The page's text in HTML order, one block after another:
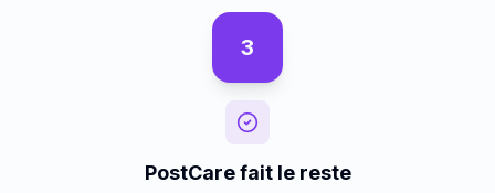
3
PostCare fait le reste